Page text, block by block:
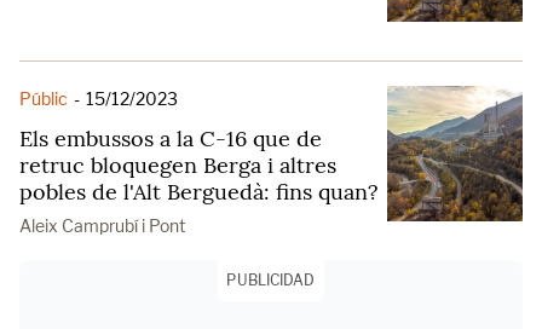
Públic - 15/12/2023
Els embussos a la C-16 que de
retruc bloquegen Berga i altres
pobles de l'Alt Berguedà: fins quan?
Aleix Camprubí i Pont
PUBLICIDAD